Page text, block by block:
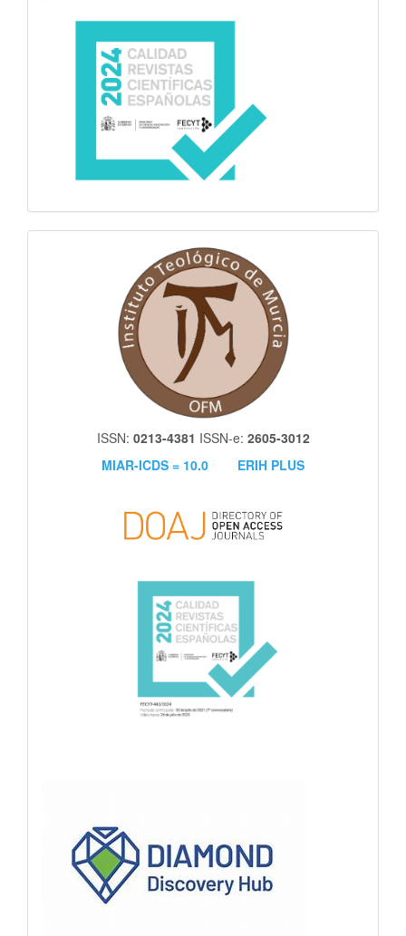
ISSN: 0213-4381 ISSN-e: 2605-3012
MIAR-ICDS = 10.0
ERIH PLUS